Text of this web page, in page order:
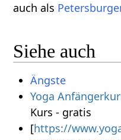
auch als
Siehe auch
Ängste
Yoga
Kurs - gratis
[https://